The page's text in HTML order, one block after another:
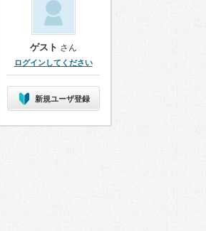
ゲスト さん
ログインしてください
新規ユーザ登録